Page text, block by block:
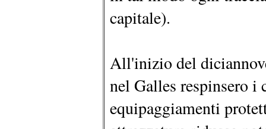
capitale).
All'inizio del
nel Galles respinsero i
equipaggiamenti